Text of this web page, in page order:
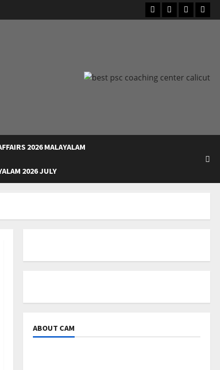
FacebookInstagram
Youtube
2026 MALAYALAM
2026 JULY
ABOUT CAM